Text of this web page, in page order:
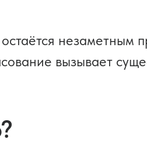
незаметным
вызывает